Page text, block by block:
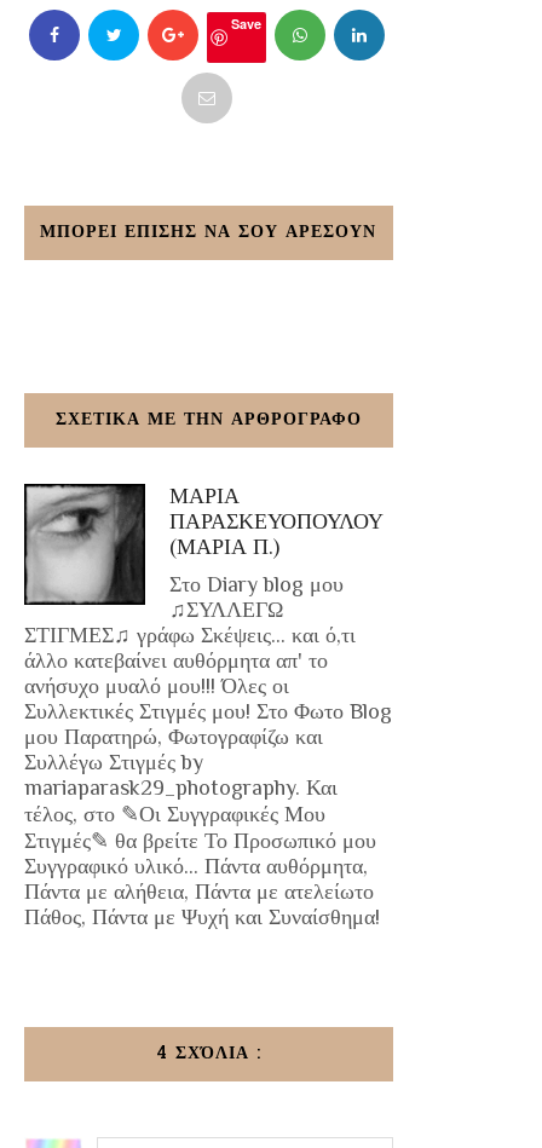
Save
ΜΠΟΡΕΙ ΕΠΙΣΗΣ ΝΑ ΣΟΥ ΑΡΕΣΟΥΝ
ΣΧΕΤΙΚΑ ΜΕ ΤΗΝ ΑΡΘΡΟΓΡΑΦΟ
ΜΑΡΙΑ
ΠΑΡΑΣΚΕΥΟΠΟΥΛΟΥ
(ΜΑΡΙΑ Π.)
Στο Diary blog μου
♫ΣΥΛΛΕΓΩ
ΣΤΙΓΜΕΣ♫ γράφω Σκέψεις... και ό,τι
άλλο κατεβαίνει αυθόρμητα απ' το
ανήσυχο μυαλό μου!!! Όλες οι
Συλλεκτικές Στιγμές μου! Στο Φωτο Blog
μου Παρατηρώ, Φωτογραφίζω και
Συλλέγω Στιγμές by
mariaparask29_photography. Και
τέλος, στο ✎Οι Συγγραφικές Μου
Στιγμές✎ θα βρείτε Το Προσωπικό μου
Συγγραφικό υλικό... Πάντα αυθόρμητα,
Πάντα με αλήθεια, Πάντα με ατελείωτο
Πάθος, Πάντα με Ψυχή και Συναίσθημα!
4 ΣΧΌΛΙΑ :